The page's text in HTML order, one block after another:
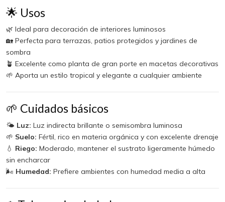
🌟 Usos
🌿 Ideal para decoración de interiores luminosos
🏡 Perfecta para terrazas, patios protegidos y jardines de
sombra
🪴 Excelente como planta de gran porte en macetas decorativas
🌱 Aporta un estilo tropical y elegante a cualquier ambiente
🌱 Cuidados básicos
🌤️ Luz: Luz indirecta brillante o semisombra luminosa
🌱 Suelo: Fértil, rico en materia orgánica y con excelente drenaje
💧 Riego: Moderado, mantener el sustrato ligeramente húmedo
sin encharcar
🌬️ Humedad: Prefiere ambientes con humedad media a alta